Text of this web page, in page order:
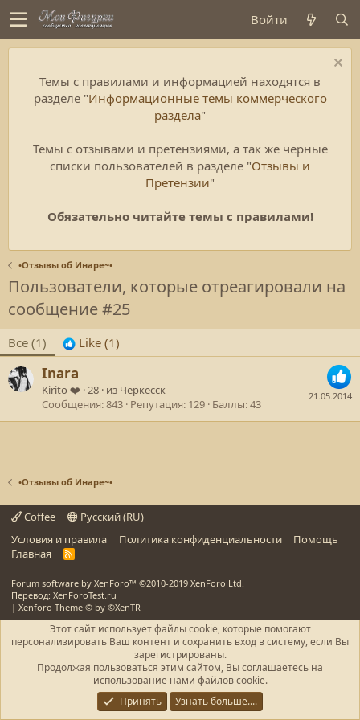
Войти
Темы с правилами и информацией находятся в
разделе "Информационные темы коммерческого
раздела"
Темы с отзывами и претензиями, а так же черные
списки пользователей в разделе "Отзывы и
Претензии"
Обязательно читайте темы с правилами!
•Отзывы об Инаре~•
Пользователи, которые отреагировали на
сообщение #25
Все (1) Like (1)
21.05.2014
Inara
Kirito ❤️ ·28 · из Черкесск
Сообщения 843 Репутация 129 Баллы 43
•Отзывы об Инаре~•
Coffee
Русский (RU)
Условия и правила
Политика конфиденциальности
Помощь
Главная
R
Forum software by XenForo™ ©2010-2019 XenForo Ltd.
Перевод: XenForoTest.ru
| Xenforo Theme © by ©XenTR
Этот сайт использует файлы cookie, которые помогают
персонализировать Ваш контент и сохранить вход в систему, если Вы
зарегистрированы.
Продолжая пользоваться этим сайтом, Вы соглашаетесь на
использование нами файлов cookie.
Принять
Узнать больше....